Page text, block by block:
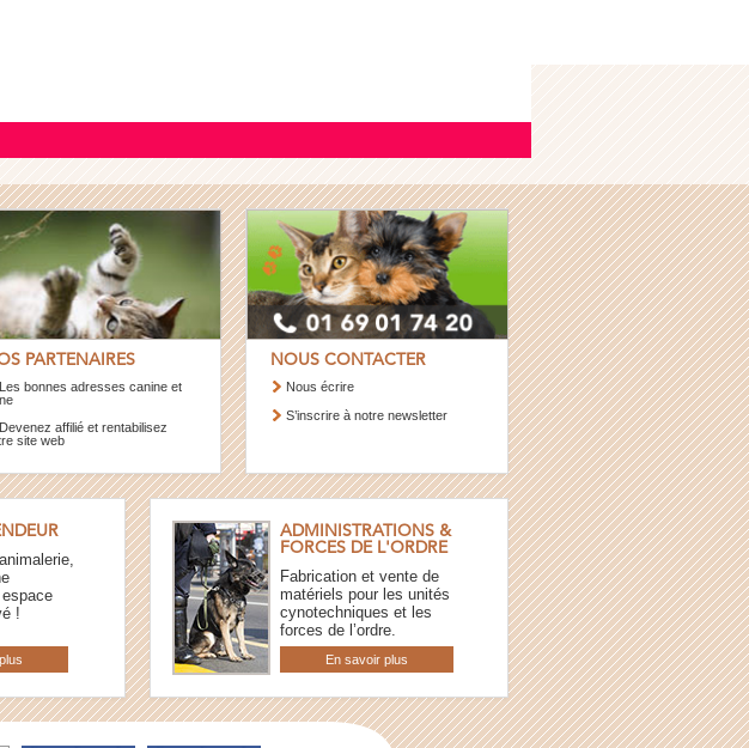
PARTENAIRES
Les bonnes adresses canine et
Devenez affilié et rentabilisez
site web
NOUS CONTACTER
Nous écrire
S’inscrire à notre newsletter
!
ADMINISTRATIONS &
FORCES DE L'ORDRE
Fabrication et vente de
matériels pour les unités
cynotechniques et les
forces de l’ordre.
En savoir plus